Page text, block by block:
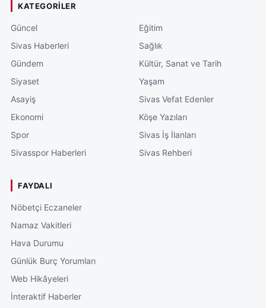
KATEGORILER
Güncel
Sivas Haberleri
Gündem
Siyaset
Asayiş
Ekonomi
Spor
Sivasspor Haberleri
Eğitim
Sağlık
Kültür, Sanat ve Tarih
Yaşam
Sivas Vefat Edenler
Köşe Yazıları
Sivas İş İlanları
Sivas Rehberi
FAYDALI
Nöbetçi Eczaneler
Namaz Vakitleri
Hava Durumu
Günlük Burç Yorumları
Web Hikâyeleri
İnteraktif Haberler